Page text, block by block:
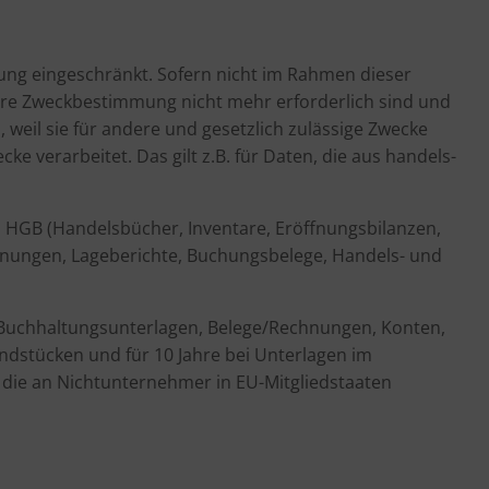
eingeschränkt. Sofern nicht im Rahmen dieser
Zweckbestimmung nicht mehr erforderlich sind und
sie für andere und gesetzlich zulässige Zwecke
verarbeitet. Das gilt z.B. für Daten, die aus handels-
(Handelsbücher, Inventare, Eröffnungsbilanzen,
Lageberichte, Buchungsbelege, Handels- und
Belege/Rechnungen, Konten,
und für 10 Jahre bei Unterlagen im
an Nichtunternehmer in EU-Mitgliedstaaten